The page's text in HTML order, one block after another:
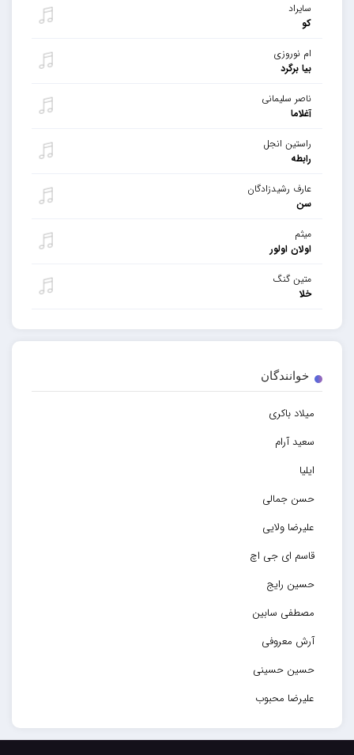
سایراد
کو
ام نوروزی
بیا برگرد
ناصر سلیمانی
آغلاما
راستین انجل
رابطه
عارف رشیدزادگان
سن
میثم
اولان اولور
متین گنگ
خلا
خوانندگان
میلاد باکری
سعید آرام
ایلیا
حسن جمالی
علیرضا ولایی
قاسم ای جی اچ
حسین رایج
مصطفی سابین
آرش معروفی
حسین حسینی
علیرضا محبوب
حسین حصارکی